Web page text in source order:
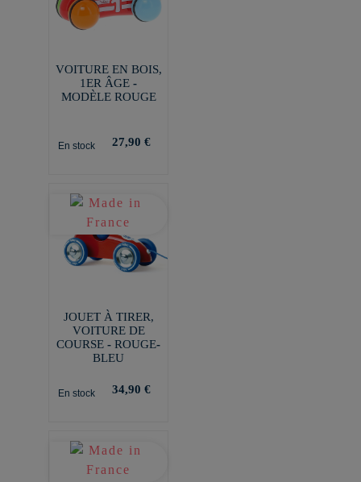
VOITURE EN BOIS,
1ER ÂGE -
MODÈLE ROUGE
En stock 27,90 €
JOUET À TIRER,
VOITURE DE
COURSE - ROUGE-
BLEU
En stock 34,90 €